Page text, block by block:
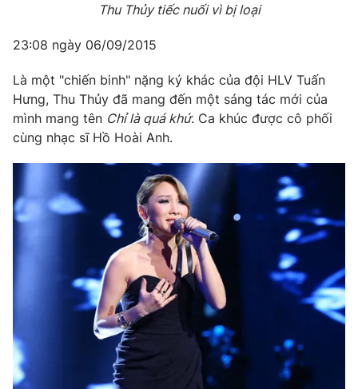
Thu Thủy tiếc nuối vì bị loại
23:08 ngày 06/09/2015
Là một "chiến binh" nặng ký khác của đội HLV Tuấn
Hưng, Thu Thủy đã mang đến một sáng tác mới của
mình mang tên Chỉ là quá khứ. Ca khúc được cô phối
cùng nhạc sĩ Hồ Hoài Anh.